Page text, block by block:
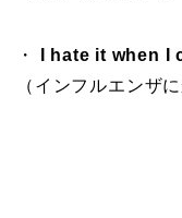
・
I hate it when
（インフルエンザ